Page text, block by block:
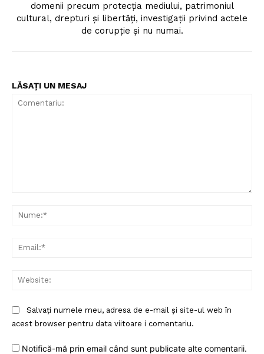
domenii precum protecția mediului, patrimoniul
cultural, drepturi și libertăți, investigații privind actele
de corupție și nu numai.
LĂSAȚI UN MESAJ
Salvați numele meu, adresa de e-mail și site-ul web în
acest browser pentru data viitoare i comentariu.
Notifică-mă prin email când sunt publicate alte comentarii.